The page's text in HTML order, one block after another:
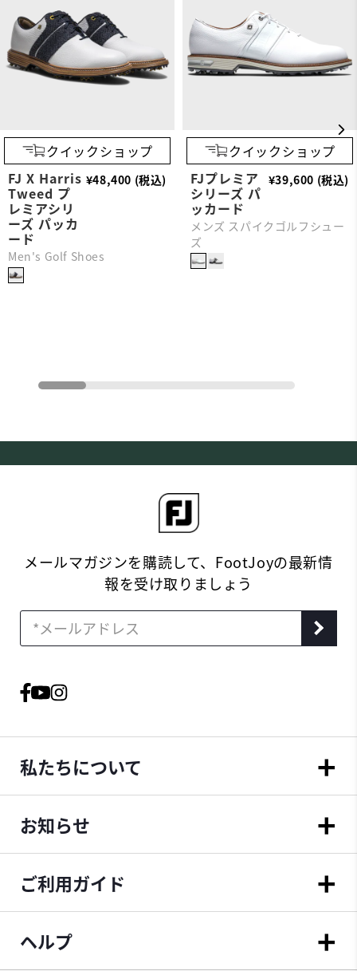
クイックショップ
FJ X Harris
Tweed プ
レミアシリ
ーズ パッカ
ード
Men's Golf Shoes
¥48,400 (税込)
クイックショップ
FJプレミア
シリーズ パ
ッカード
メンズ スパイクゴルフシュー
ズ
¥39,600 (税込)
メールマガジンを購読して、FootJoyの最新情
報を受け取りましょう
私たちについて
お知らせ
ご利用ガイド
ヘルプ